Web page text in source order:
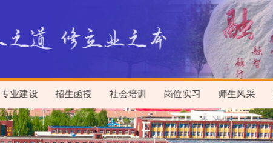
专业建设 招生函授 社会培训 岗位实习 师生风采